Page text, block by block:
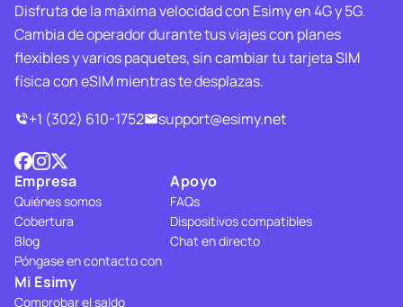
Disfruta de la máxima velocidad con Esimy en 4G y 5G.
Cambia de operador durante tus viajes con planes
flexibles y varios paquetes, sin cambiar tu tarjeta SIM
física con eSIM mientras te desplazas.
+1 (302) 610-1752
support@esimy.net
Empresa
Quiénes somos
Cobertura
Blog
Póngase en contacto con
Apoyo
FAQs
Dispositivos compatibles
Chat en directo
Mi Esimy
Comprobar el saldo